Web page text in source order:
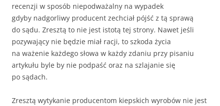
recenzji w sposób niepodważalny na wypadek
gdyby nadgorliwy producent zechciał pójść z tą sprawą
do sądu. Zresztą to nie jest istotą tej strony. Nawet jeśli
pozywający nie będzie miał racji, to szkoda życia
na ważenie każdego słowa w każdy zdaniu przy pisaniu
artykułu byle by nie podpaść oraz na szlajanie się
po sądach.
Zresztą wytykanie producentom kiepskich wyrobów nie jest